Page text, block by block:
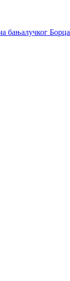
бањалучког Борца